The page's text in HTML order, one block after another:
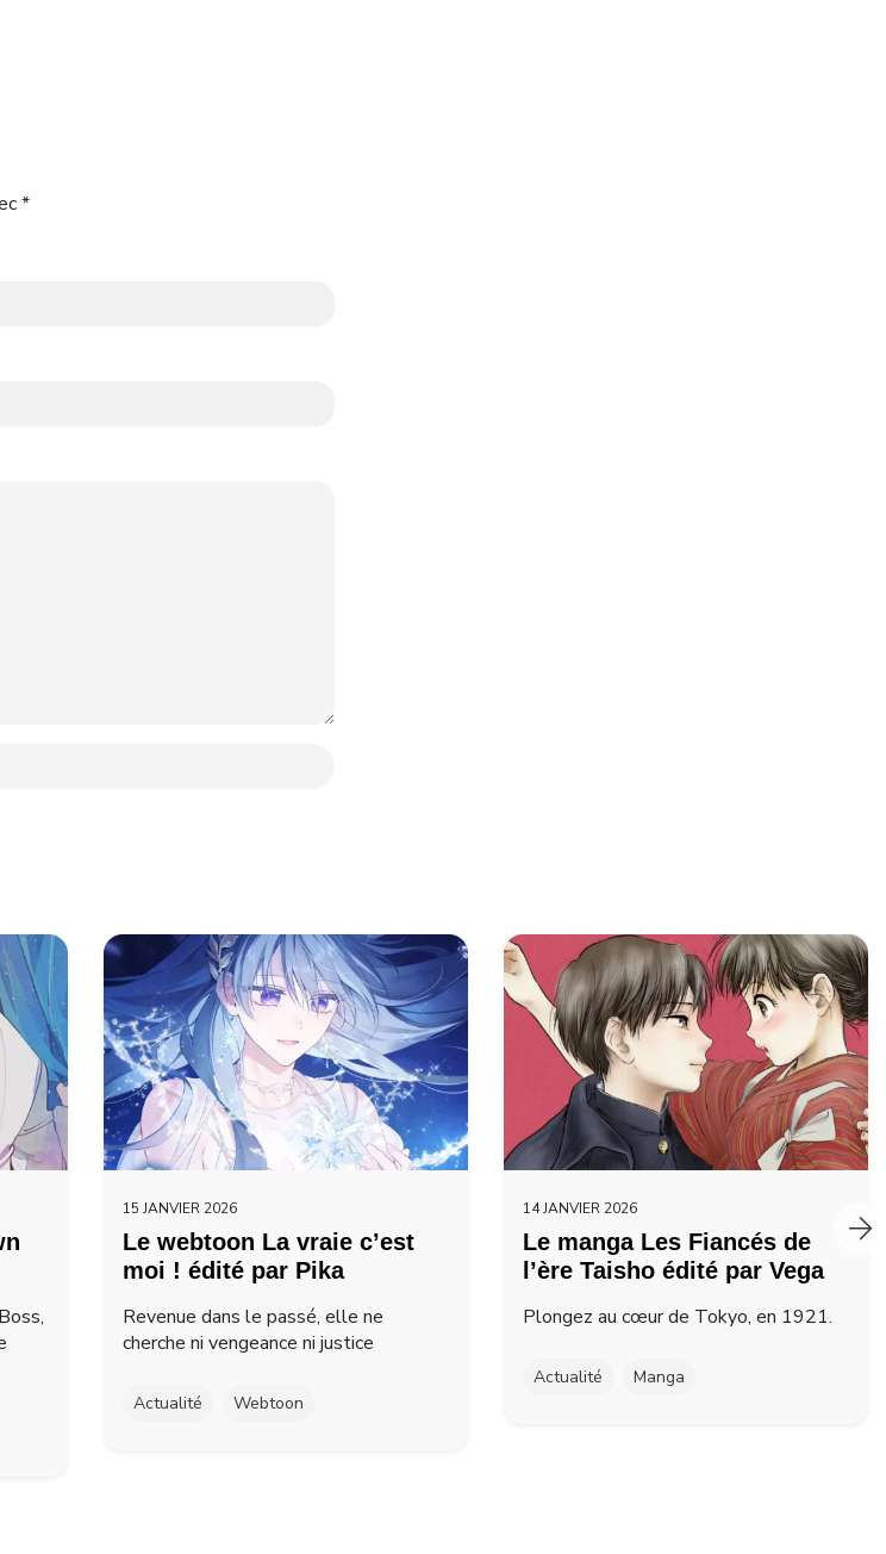
*
15 JANVIER 2026
Le webtoon La vraie c’est
moi ! édité par Pika
Revenue dans le passé, elle ne
cherche ni vengeance ni justice
Actualité Webtoon
14 JANVIER 2026
Le manga Les Fiancés de
l’ère Taisho édité par Vega
Plongez au cœur de Tokyo, en 1921.
Actualité Manga